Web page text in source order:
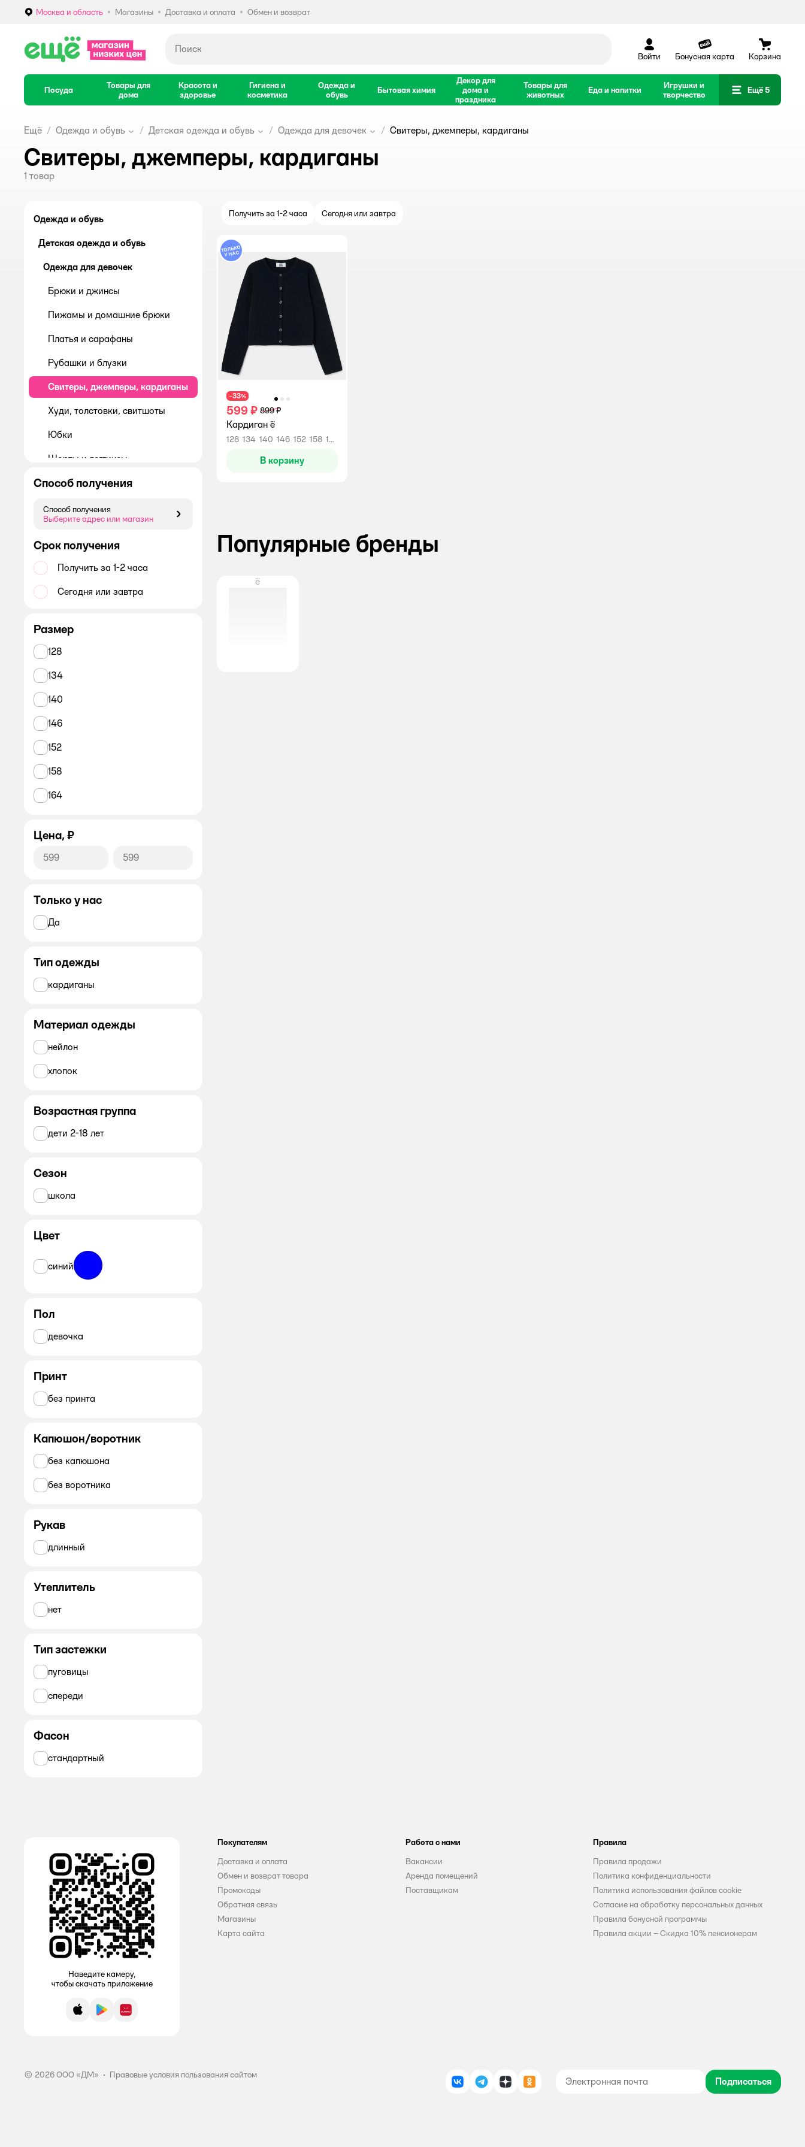
Выбор адреса доставки.
Москва и область Магазины Доставка и оплата Обмен и возврат
Войти Бонусная карта Корзина
Посуда
Товары для
дома
Красота и
здоровье
Гигиена и
косметика
Одежда и
обувь
Бытовая химия
Декор для
дома и
праздника
Товары для
животных
Еда и напитки
Игрушки и
творчество
Ещё 5
Ещё Одежда и обувь Детская одежда и обувь Одежда для девочек Свитеры, джемперы, кардиганы
Свитеры, джемперы, кардиганы
1 товар
Получить за 1-2 часа Сегодня или завтра
−33%
599 ₽ 899 ₽
Кардиган ё
128 134 140 146 152 158 164
В корзину
Популярные бренды
ё
Одежда и обувь
Детская одежда и обувь
Одежда для девочек
Брюки и джинсы
Пижамы и домашние брюки
Платья и сарафаны
Рубашки и блузки
Свитеры, джемперы, кардиганы
Худи, толстовки, свитшоты
Юбки
Шорты и леггинсы
Футболки, лонгсливы, водолазки
Способ получения
Способ получения
Выберите адрес или магазин
Способ получения
Срок получения
Получить за 1-2 часа
Сегодня или завтра
Размер
128
134
140
146
152
158
164
Цена, ₽
Только у нас
Да
Тип одежды
кардиганы
Материал одежды
нейлон
хлопок
Возрастная группа
дети 2-18 лет
Сезон
школа
Цвет
синий
Пол
девочка
Принт
без принта
Капюшон/воротник
без капюшона
без воротника
Рукав
длинный
Утеплитель
нет
Тип застежки
пуговицы
спереди
Фасон
стандартный
Наведите камеру,
чтобы скачать приложение
App StoreGoogle PlayAppGallery
Покупателям
Доставка и оплата
Обмен и возврат товара
Промокоды
Обратная связь
Магазины
Карта сайта
Работа с нами
Вакансии
Аренда помещений
Поставщикам
Правила
Правила продажи
Политика конфиденциальности
Политика использования файлов cookie
Согласие на обработку персональных данных
Правила бонусной программы
Правила акции – Скидка 10% пенсионерам
© 2026 ООО «ДМ» • Правовые условия пользования сайтом
ВКонтакте
TelegramДзен Одноклассники Подписаться